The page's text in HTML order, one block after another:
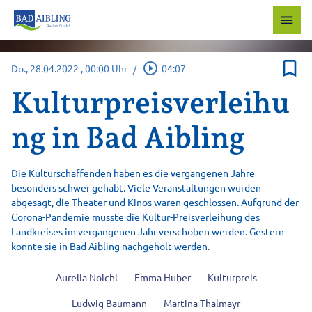
menu
Do., 28.04.2022 , 00:00 Uhr / play_circle_outline 04:07 bookmark_border
Kulturpreisverleihu
ng in Bad Aibling
Die Kulturschaffenden haben es die vergangenen Jahre
besonders schwer gehabt. Viele Veranstaltungen wurden
abgesagt, die Theater und Kinos waren geschlossen. Aufgrund der
Corona-Pandemie musste die Kultur-Preisverleihung des
Landkreises im vergangenen Jahr verschoben werden. Gestern
konnte sie in Bad Aibling nachgeholt werden.
Aurelia Noichl Emma Huber Kulturpreis
Ludwig Baumann Martina Thalmayr